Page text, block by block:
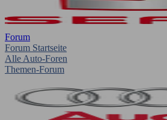
Forum
Forum Startseite
Alle Auto-Foren
Themen-Forum